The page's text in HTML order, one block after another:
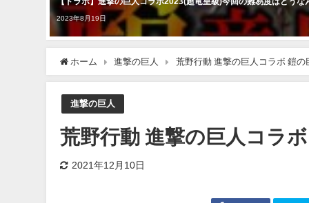
2023年8月19日
ホーム 進撃の巨人 荒野行動 進撃の巨人コラボ 鎧の
進撃の巨人
荒野行動 進撃の巨人コラ
2021年12月10日